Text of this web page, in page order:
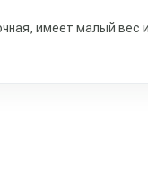
имеет малый вес